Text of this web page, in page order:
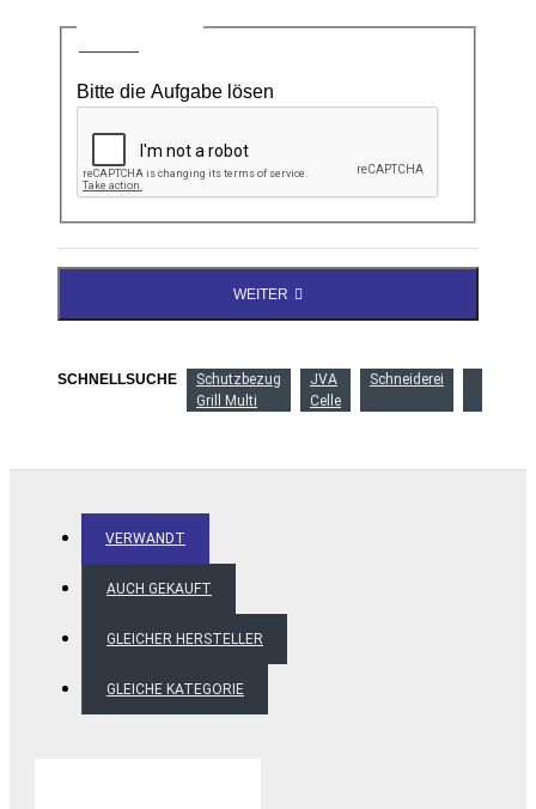
Bitte die Aufgabe lösen
WEITER
SCHNELLSUCHE
Schutzbezug
Grill Multi
JVA
Celle
Schneiderei
VERWANDT
AUCH GEKAUFT
GLEICHER HERSTELLER
GLEICHE KATEGORIE